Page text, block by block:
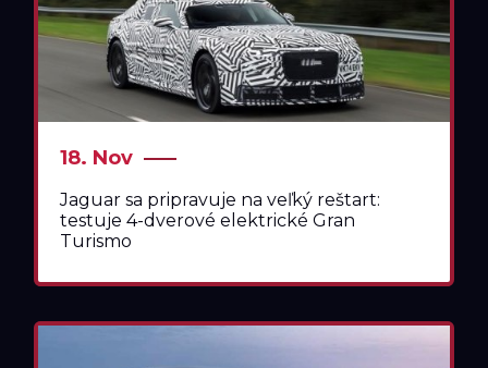
18. Nov
Jaguar sa pripravuje na veľký reštart:
testuje 4-dverové elektrické Gran
Turismo